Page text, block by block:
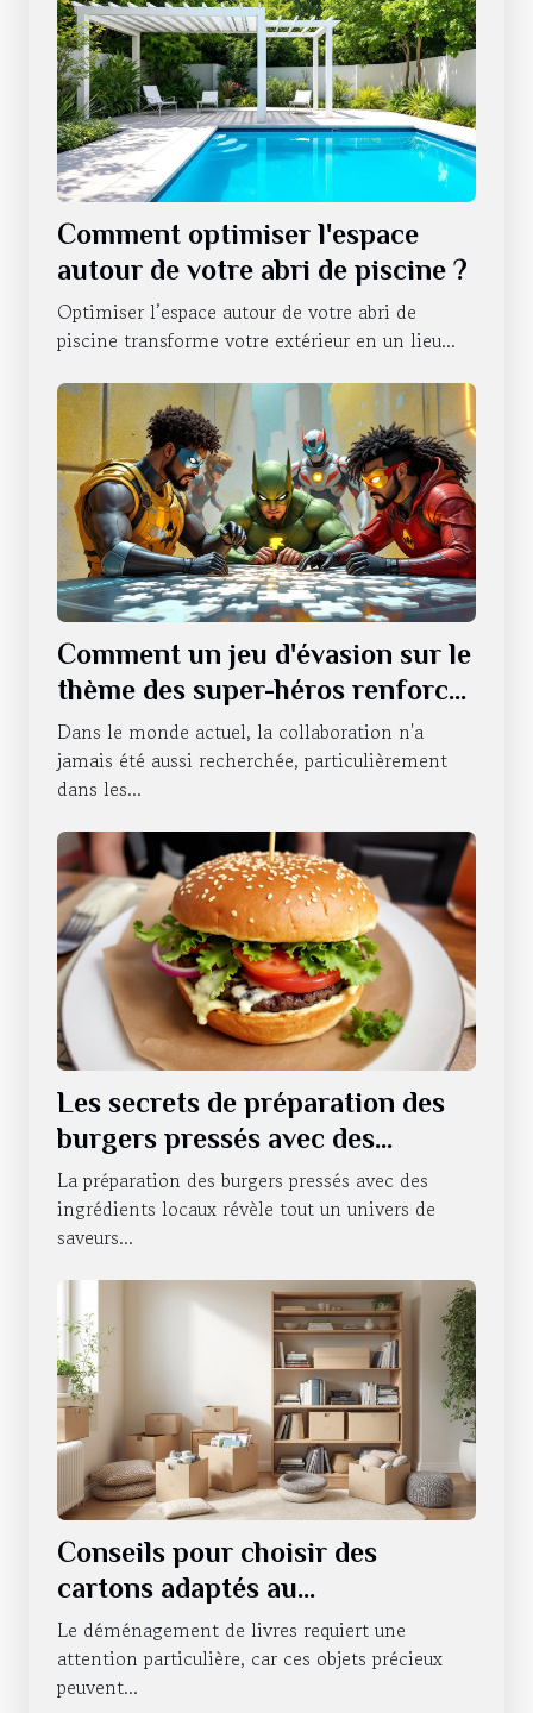
Comment optimiser l'espace
autour de votre abri de piscine ?
Optimiser l’espace autour de votre abri de
piscine transforme votre extérieur en un lieu...
Comment un jeu d'évasion sur le
thème des super-héros renforce
le travail d'équipe ?
Dans le monde actuel, la collaboration n'a
jamais été aussi recherchée, particulièrement
dans les...
Les secrets de préparation des
burgers pressés avec des
ingrédients locaux
La préparation des burgers pressés avec des
ingrédients locaux révèle tout un univers de
saveurs...
Conseils pour choisir des
cartons adaptés au
déménagement de livres
Le déménagement de livres requiert une
attention particulière, car ces objets précieux
peuvent...